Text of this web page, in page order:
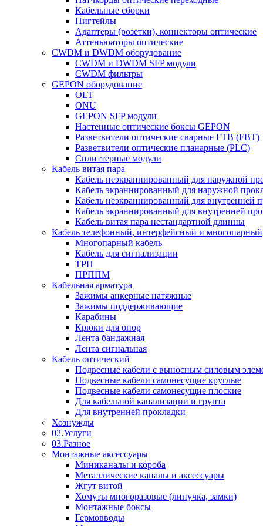
Кабельные сборки
Пигтейлы
Адаптеры (розетки), коннекторы оптические
Аттеньюаторы оптические
CWDM и DWDM оборудование
CWDM и DWDM SFP модули
CWDM фильтры
GEPON оборудование
OLT
ONU
GEPON SFP модули
Настенные оптические боксы GEPON
Разветвители оптические сварные FTB (FBT)
Разветвители оптические планарные (PLC)
Сплиттерные модули
Кабель витая пара
Кабель неэкраннированный для наружной
Кабель экраннированный для наружной
Кабель неэкраннированный для внутренней
Кабель экраннированный для внутренней
Кабель витая пара нестандартной длинны
Кабель телефонный, интерфейсный и многопарный
Многопарный кабель
Кабель для сигнализации
ТРП
ПРППМ
Кабельная арматура
Зажимы анкерные натяжные
Зажимы поддерживающие
Карабины
Крюки для опор
Лента бандажная
Лента сигнальная
Кабель оптический
Подвесные кабели с выносным силовым
Подвесные кабели самонесущие круглые
Подвесные кабели самонесущие плоские
Для кабельной канализации и грунта
Для внутренней прокладки
Хознужды
02.Услуги
03.Разное
Монтажные аксессуары
Миниканалы и короба
Металлические каналы и аксессуары
Жгут витой
Хомуты многоразовые (липучка, замки)
Монтажные боксы
Гермовводы